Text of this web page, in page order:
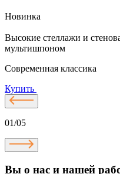
Новинка
Высокие стеллажи и
мультишпоном
Современная классика
Купить
01/05
Вы о нас и нашей